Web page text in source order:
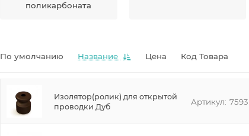
поликарбоната
По умолчанию Название Цена Код Товара
Изолятор(ролик) для открытой
проводки Дуб
7593